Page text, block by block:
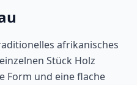
afrikanisches
Stück Holz
Form und eine flache